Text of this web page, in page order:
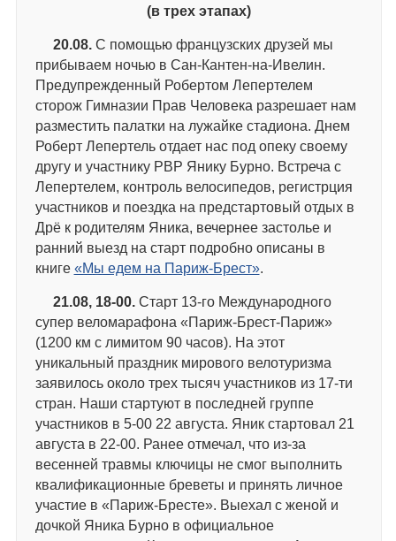
(в трех этапах)
20.08.С помощью французских друзей мы
прибываем ночью в Сан-Кантен-на-Ивелин.
Предупрежденный Робертом Лепертелем
сторож Гимназии Прав Человека разрешает нам
разместить палатки на лужайке стадиона. Днем
Роберт Лепертель отдает нас под опеку своему
другу и участнику РВР Янику Бурно. Встреча с
Лепертелем, контроль велосипедов, регистрция
участников и поездка на предстартовый отдых в
Дрё к родителям Яника, вечернее застолье и
ранний выезд на старт подробно описаны в
книге «Мы едем на Париж-Брест».
21.08, 18-00. Старт 13-го Международного
супер веломарафона «Париж-Брест-Париж»
(1200 км с лимитом 90 часов). На этот
уникальный праздник мирового велотуризма
заявилось около трех тысяч участников из 17-ти
стран. Наши стартуют в последней группе
участников в 5-00 22 августа. Яник стартовал 21
августа в 22-00. Ранее отмечал, что из-за
весенней травмы ключицы не смог выполнить
квалификационные бреветы и принять личное
участие в «Париж-Бресте». Выехал с женой и
дочкой Яника Бурно в официальное